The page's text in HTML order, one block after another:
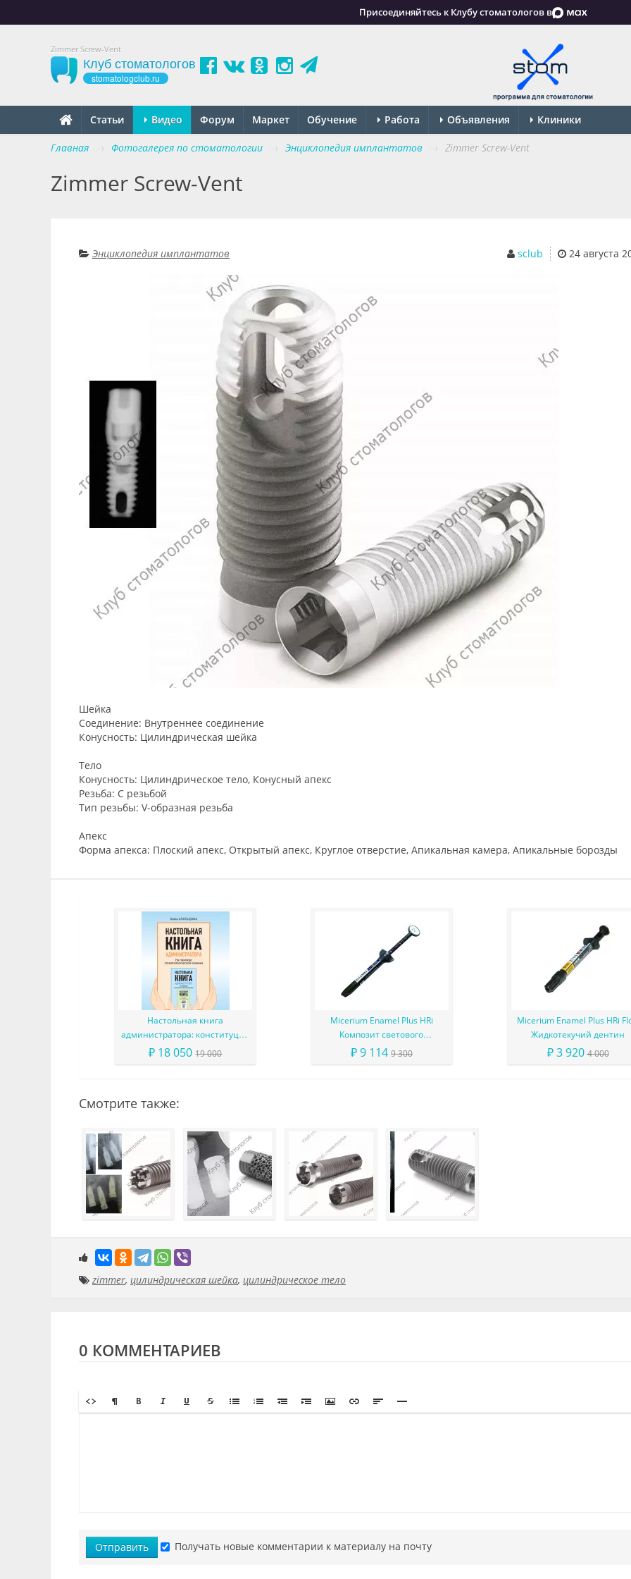
Присоединяйтесь к Клубу стоматологов в
Zimmer Screw-Vent
Клуб стоматологов
stomatologclub.ru
Статьи Видео Форум Маркет Обучение Работа Объявления Клиники
Главная → Фотогалерея по стоматологии → Энциклопедия имплантатов → Zimmer Screw-Vent
Zimmer Screw-Vent
24 августа
sclub
Энциклопедия имплантатов
Шейка
Соединение: Внутреннее соединение
Конусность: Цилиндрическая шейка
Тело
Конусность: Цилиндрическое тело, Конусный апекс
Резьба: С резьбой
Тип резьбы: V-образная резьба
Апекс
Форма апекса: Плоский апекс, Открытый апекс, Круглое отверстие, Апикальная камера, Апикальные борозды
Настольная книга
администратора: конституция
вашего ресепшена
₽ 18 05019 000
Micerium Enamel Plus HRi
Композит светового
отверждения в шприце
₽ 9 114 9 300
Micerium Enamel Plus HRi
Жидкотекучий дентин
₽ 3 9204 000
Смотрите также:
zimmer, цилиндрическая шейка, цилиндрическое тело
0 КОММЕНТАРИЕВ
Отправить Получать новые комментарии к материалу на почту